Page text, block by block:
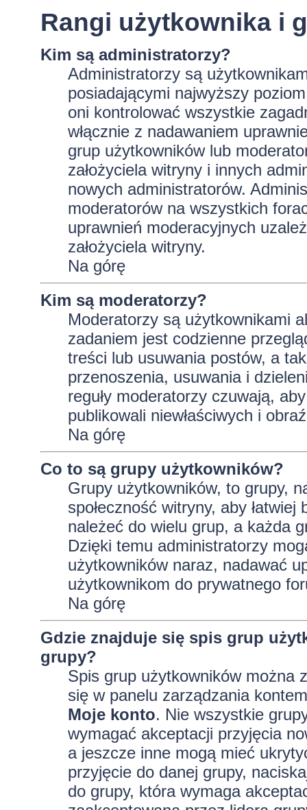
Rangi użytkownika i
Kim są administratorzy?
Administratorzy są
posiadającymi najwyższy
oni kontrolować wszystkie
włącznie z nadawaniem
grup użytkowników lub
założyciela witryny i innych
nowych administratorów.
moderatorów na wszystkich
uprawnień moderacyjnych
założyciela witryny.
Na górę
Kim są moderatorzy?
Moderatorzy są użytkownikami
zadaniem jest codzienne
treści lub usuwania postów, a
przenoszenia, usuwania i
reguły moderatorzy czuwają,
publikowali niewłaściwych i
Na górę
Co to są grupy użytkowników?
Grupy użytkowników, to grupy,
społeczność witryny, aby
należeć do wielu grup, a każda
Dzięki temu administratorzy
użytkowników naraz, nadawać
użytkownikom do prywatnego
Na górę
Gdzie znajduje się spis grup
grupy?
Spis grup użytkowników można
się w panelu zarządzania
Moje konto. Nie wszystkie
wymagać akceptacji przyjęcia
a jeszcze inne mogą mieć
przyjęcie do danej grupy,
do grupy, która wymaga